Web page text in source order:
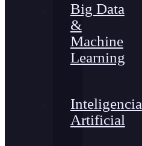
Big Data
&
Machine
Learning
Inteligencia
Artificial